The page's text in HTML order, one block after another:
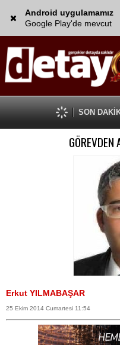
Android uygulamamız
Google Play'de mevcut
SON
GÖREVDEN
Erkut YILMABAŞAR
25 Ekim 2014 Cumartesi 11:54